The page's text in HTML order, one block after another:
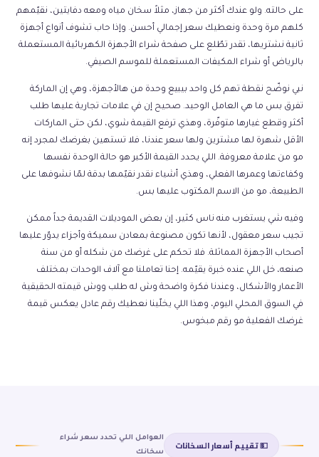
على حالته. ولو عندك أكثر من جهاز، مثلاً سخان مياه ومعه دفايتين، نقيّمهم
كلهم مرة وحدة ونعطيك سعر إجمالي أحسن. وإذا حاب تشوف أنواع أجهزة
ثانية نشتريها، تقدر تطّلع على صفحة شراء الأجهزة الكهربائية المستعملة
بالرياض أو شراء المكيفات المستعملة للموسم الصيفي.
نبي نوضّح نقطة تهم كل واحد بيبيع وحدة من هالأجهزة، وهي إن الماركة
تفرق بس ما هي العامل الوحيد. صحيح إن في علامات تجارية عليها طلب
أكثر وقطع غيارها متوفّرة، وهذي ترفع القيمة شوي، لكن حتى الماركات
الأقل شهرة لها مشترين ولها سعر عندنا، فلا تستهين بغرضك لمجرد إنه
مو من علامة معروفة. اللي يحدد القيمة الأكبر هو حالة الوحدة نفسها
وكفاءتها وعمرها الفعلي، وهذي أشياء نقدر نقيّمها بدقة لمّا نشوفها على
الطبيعة، مو من الاسم المكتوب عليها بس.
وفيه شي يستغرب منه ناس كثير، إن بعض الموديلات القديمة جداً ممكن
تجيب سعر معقول، لأنها تكون مصنوعة بمعادن سميكة وأجزاء يدوّر عليها
أصحاب الأجهزة المماثلة. فلا تحكم على غرضك من شكله أو من سنة
صنعه، خل اللي عنده خبرة يقيّمه. إحنا تعاملنا مع آلاف الوحدات بمختلف
الأعمار والأشكال، وعندنا فكرة واضحة وش له طلب ووش قيمته الحقيقية
في السوق المحلي اليوم، وهذا اللي يخلّينا نعطيك رقم عادل يعكس قيمة
غرضك الفعلية مو رقم مبخوس.
💵 تقييم أسعار السخانات
العوامل اللي تحدد سعر شراء
سخانك